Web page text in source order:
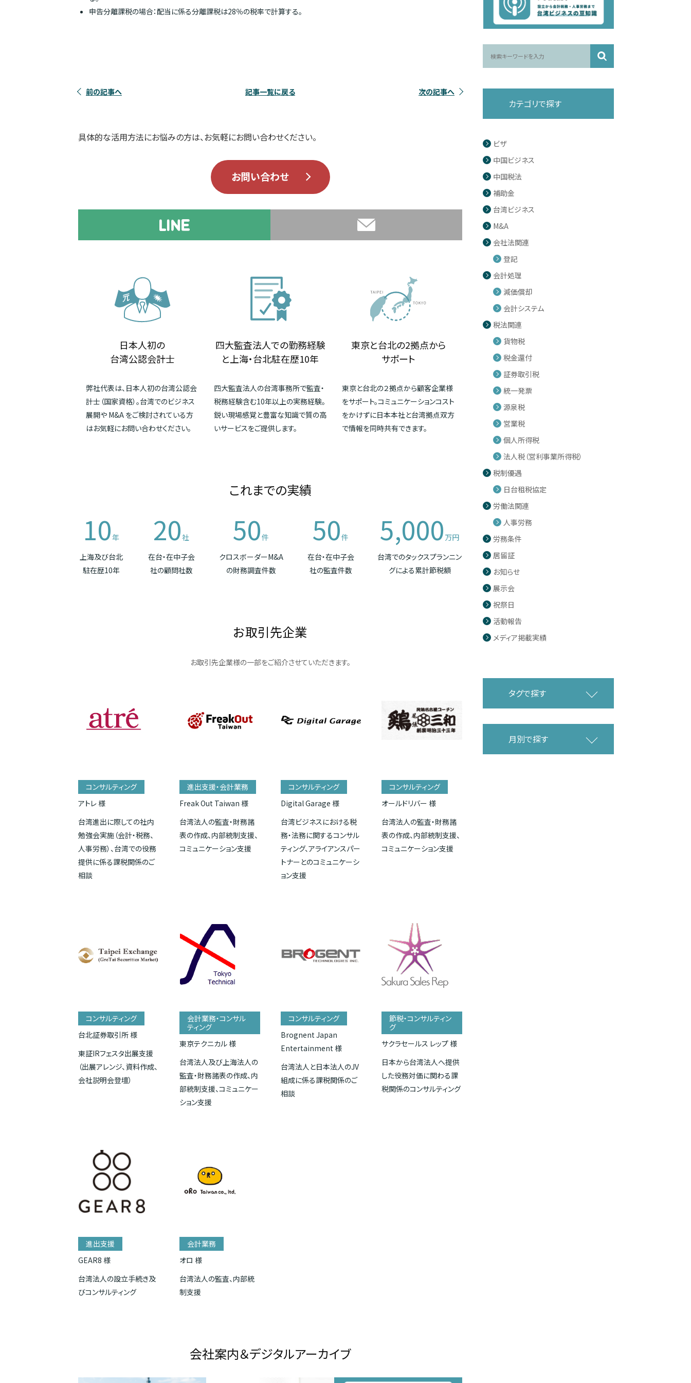
申告分離課税の場合：配当に係る分離課税は28％の税率で計算する。
前の記事へ 記事一覧に戻る 次の記事へ
具体的な活用方法にお悩みの方は、お気軽にお問い合わせください。
お問い合わせ
日本人初の
台湾公認会計士
弊社代表は、日本人初の台湾公認会
計士（国家資格）。台湾でのビジネス
展開や M&A をご検討されている方
はお気軽にお問い合わせください。
四大監査法人での勤務経験
と上海・台北駐在歴10年
四大監査法人の台湾事務所で監査・
税務経験含む10年以上の実務経験。
鋭い現場感覚と豊富な知識で質の高
いサービスをご提供します。
東京と台北の2拠点から
サポート
東京と台北の２拠点から顧客企業様
をサポート。コミュニケーションコスト
をかけずに日本本社と台湾拠点双方
で情報を同時共有できます。
これまでの実績
10年
上海及び台北
駐在歴10年
20社
在台・在中子会
社の顧問社数
50件
クロスボーダーM&A
の財務調査件数
50件
在台・在中子会
社の監査件数
5,000 万円
台湾でのタックスプランニン
グによる累計節税額
お取引先企業
お取引先企業様の一部をご紹介させていただきます。
コンサルティング
アトレ 様
台湾進出に際しての社内
勉強会実施（会計・税務、
人事労務）、台湾での役務
提供に係る課税関係のご
相談
進出支援・会計業務
Freak Out Taiwan 様
台湾法人の監査・財務諸
表の作成、内部統制支援、
コミュニケーション支援
コンサルティング
Digital Garage 様
台湾ビジネスにおける税
務・法務に関するコンサル
ティング、アライアンスパー
トナーとのコミュニケーシ
ョン支援
コンサルティング
オールドリバー 様
台湾法人の監査・財務諸
表の作成、内部統制支援、
コミュニケーション支援
コンサルティング
台北証券取引所 様
東証IRフェスタ出展支援
（出展アレンジ、資料作成、
会社説明会登壇）
会計業務・コンサル
ティング
東京テクニカル 様
台湾法人及び上海法人の
監査・財務諸表の作成、内
部統制支援、コミュニケー
ション支援
コンサルティング
Brognent Japan
Entertainment 様
台湾法人と日本法人のJV
組成に係る課税関係のご
相談
節税・コンサルティン
グ
サクラセールス レップ 様
日本から台湾法人へ提供
した役務対価に関わる課
税関係のコンサルティング
進出支援
GEAR8 様
台湾法人の設立手続き及
びコンサルティング
会計業務
オロ 様
台湾法人の監査、内部統
制支援
会社案内＆デジタルアーカイブ
カテゴリで探す
ビザ
中国ビジネス
中国税法
補助金
台湾ビジネス
M&A
会社法関連
登記
会計処理
減価償却
会計システム
税法関連
貨物税
税金還付
証券取引税
統一発票
源泉税
営業税
個人所得税
法人税（営利事業所得税）
税制優遇
日台租税協定
労働法関連
人事労務
労務条件
居留証
お知らせ
展示会
祝祭日
活動報告
メディア掲載実績
タグで探す
月別で探す